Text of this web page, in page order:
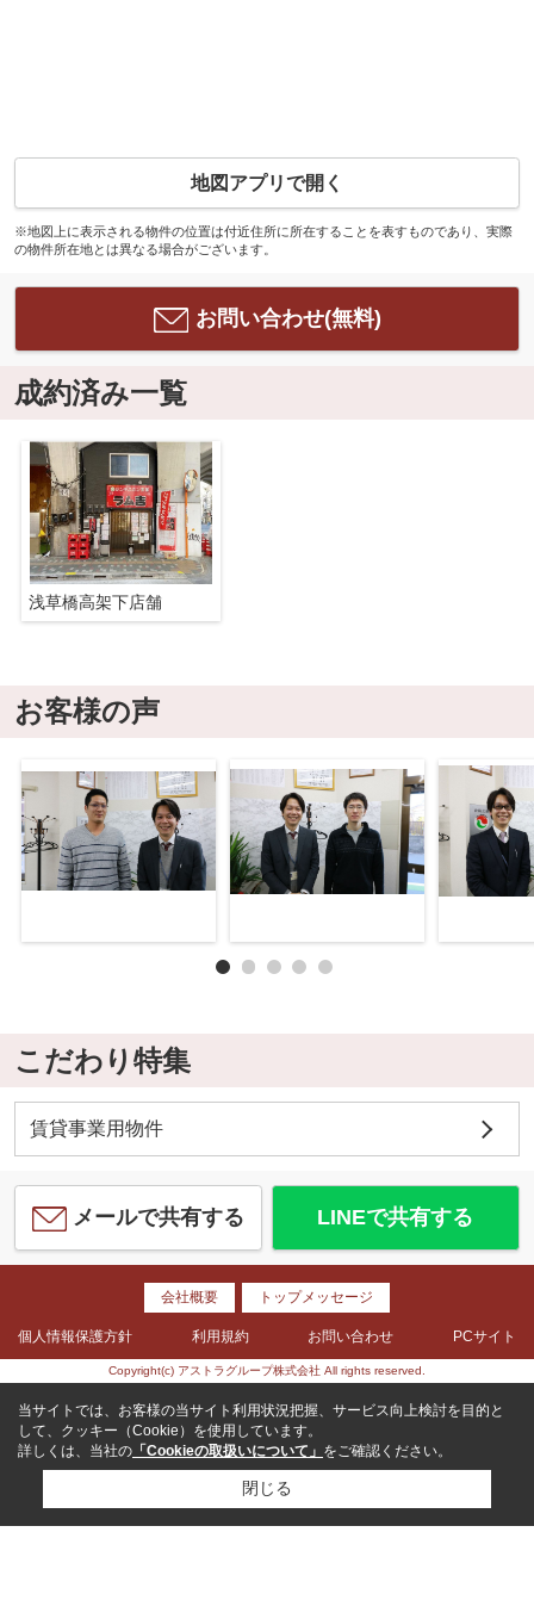
地図アプリで開く
※地図上に表示される物件の位置は付近住所に所在することを表すものであり、実際
の物件所在地とは異なる場合がございます。
お問い合わせ(無料)
成約済み一覧
浅草橋高架下店舗
お客様の声
こだわり特集
賃貸事業用物件
メールで共有する LINEで共有する
会社概要 トップメッセージ
個人情報保護方針 利用規約 お問い合わせ PCサイト
Copyright(c) アストラグループ株式会社 All rights reserved.
当サイトでは、お客様の当サイト利用状況把握、サービス向上検討を目的と
して、クッキー（Cookie）を使用しています。
詳しくは、当社の 「Cookieの取扱いについて」 をご確認ください。
閉じる